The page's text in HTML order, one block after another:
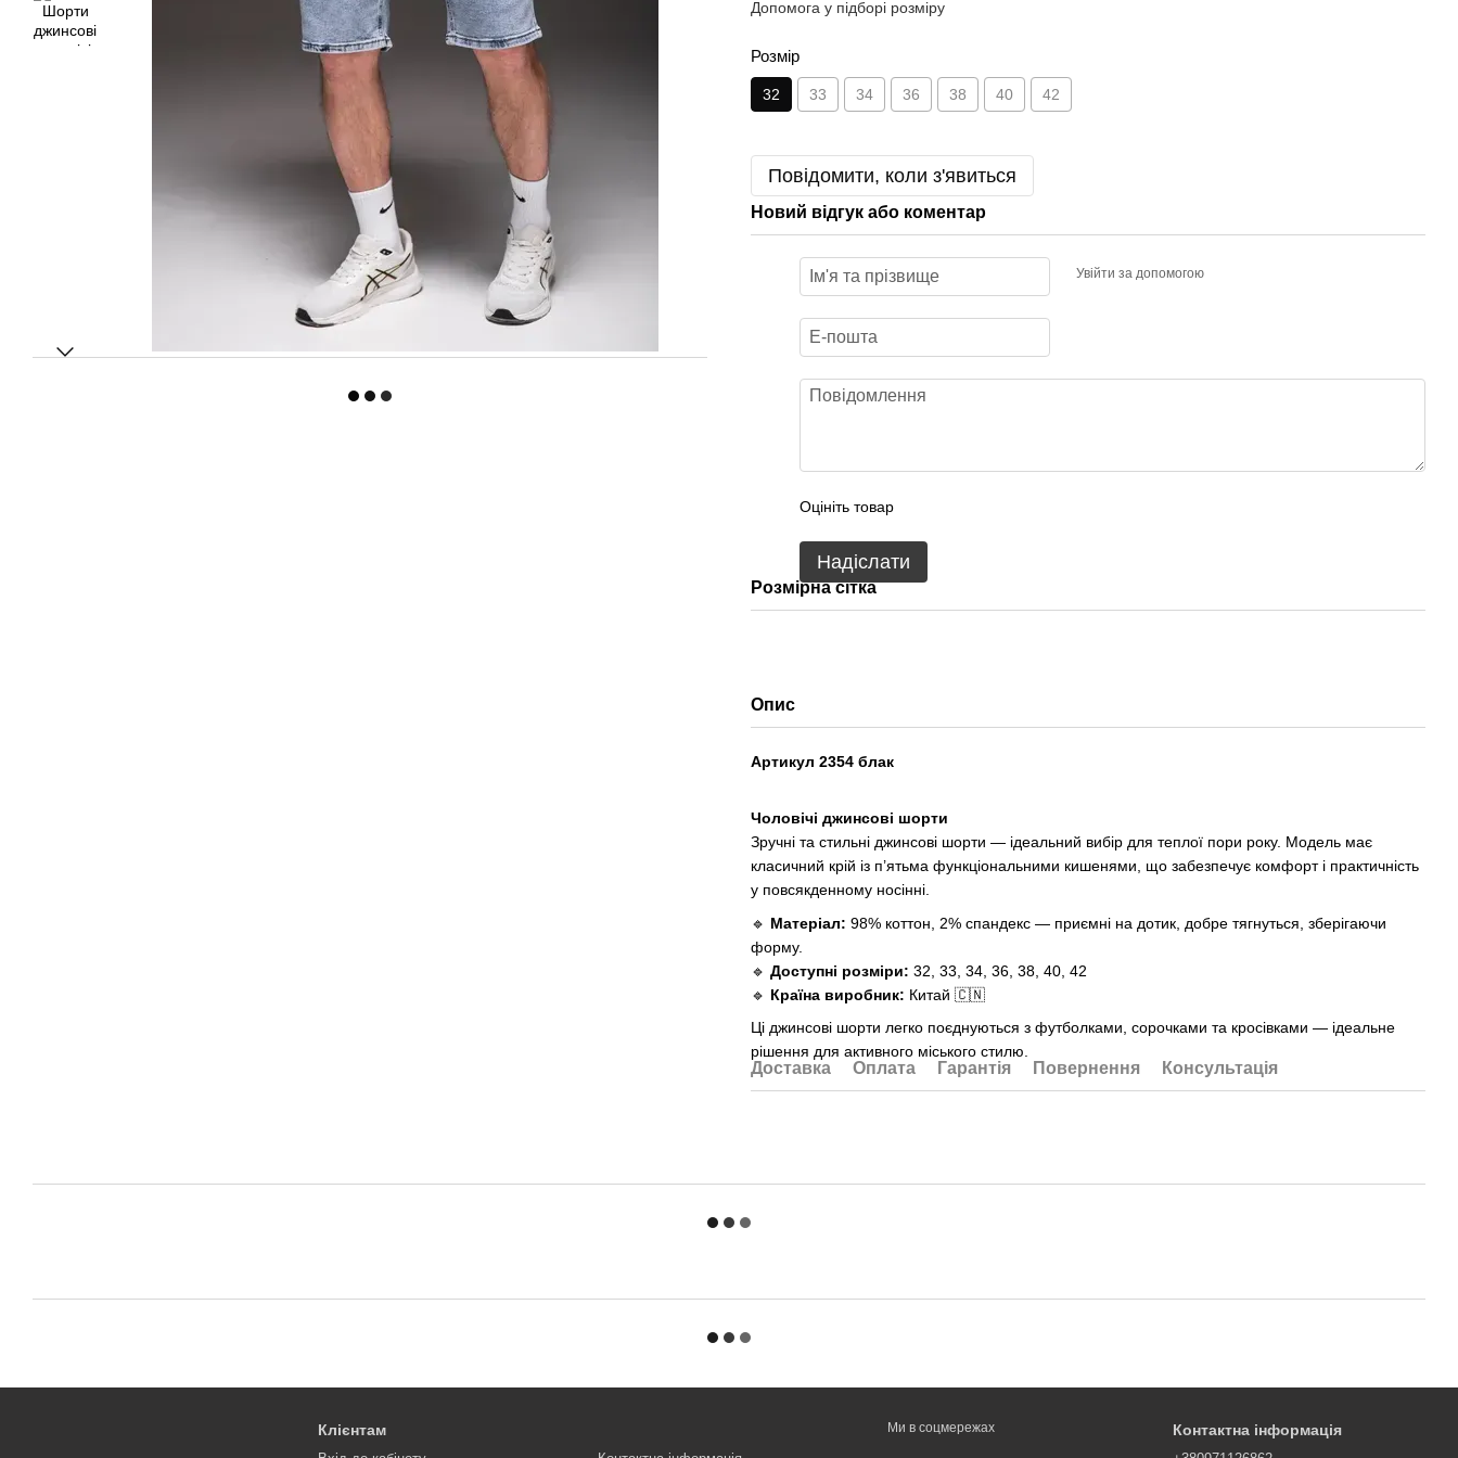
Допомога у підборі розміру
Розмір
32 33 34 36 38 40 42
Повідомити, коли з'явиться
Новий відгук або коментар
Увійти за допомогою
Оцініть товар
Надіслати
Розмірна сітка
Опис
Артикул 2354 блак
Чоловічі джинсові шорти
Зручні та стильні джинсові шорти — ідеальний вибір для теплої пори року. Модель має
класичний крій із п’ятьма функціональними кишенями, що забезпечує комфорт і практичність
у повсякденному носінні.
🔹 Матеріал: 98% коттон, 2% спандекс — приємні на дотик, добре тягнуться, зберігаючи
форму.
🔹 Доступні розміри: 32, 33, 34, 36, 38, 40, 42
🔹 Країна виробник: Китай 🇨🇳
Ці джинсові шорти легко поєднуються з футболками, сорочками та кросівками — ідеальне
рішення для активного міського стилю.
Доставка Оплата Гарантія Повернення Консультація
Клієнтам Ми в соцмережах Контактна інформація